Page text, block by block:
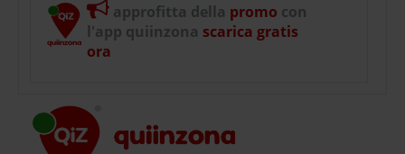
approfitta della promo con
l'app quiinzona scarica gratis
ora